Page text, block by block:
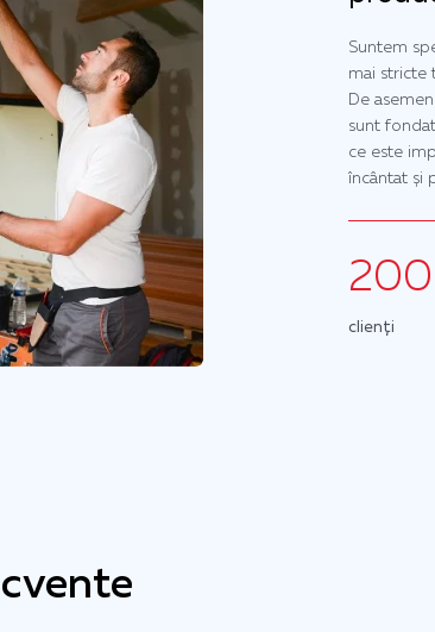
Suntem
mai stricte
De
sunt
ce este
încântat și
clienți